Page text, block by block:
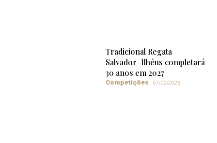
Tradicional Regata
Salvador–Ilhéus completará
30 anos em 2027
Competições 07/02/2026